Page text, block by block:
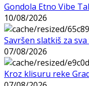
Gondola Etno Vibe
10/08/2026
Savršen slatkiš za
07/08/2026
Kroz klisuru reke